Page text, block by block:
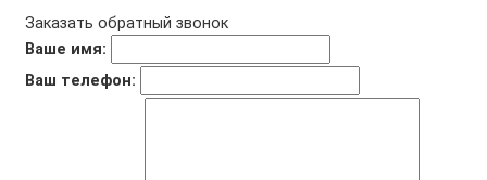
Заказать обратный звонок
Ваше имя:
Ваш телефон: